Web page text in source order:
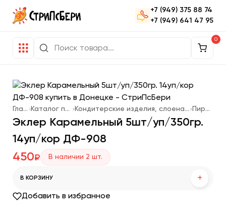
+7 (949) 375 88 74
+7 (949) 641 47 95
0
Главная Каталог продукции Кондитерские изделия, слоеная выпечка, мороженое Пирожные
Эклер Карамельный 5шт/уп/350гр.
14уп/кор ДФ-908
450₽ В наличии 2 шт.
В КОРЗИНУ +
Добавить в избранное